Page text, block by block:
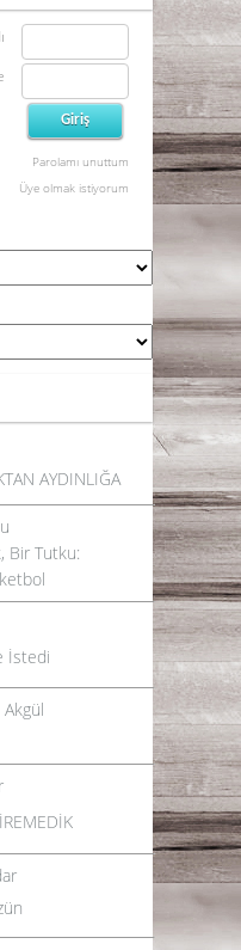
Parolamı unuttum
Üye olmak istiyorum
AYDINLIĞA
Bir Tutku:
İstedi